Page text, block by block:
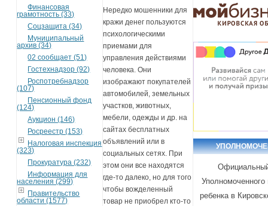
Финансовая
грамотность (33)
Соцзащита (34)
Муниципальный
архив (34)
02 сообщает (51)
Гостехнадзор (92)
Роспотребнадзор
(107)
Пенсионный фонд
(124)
Аукцион (146)
Росреестр (153)
Налоговая инспекция
(323)
Прокуратура (232)
Информация для
населения (299)
Правительство
области (1577)
Нередко мошенники для
кражи денег пользуются
психологическими
приемами для
управления действиями
человека. Они
изображают покупателей
автомобилей, земельных
участков, животных,
мебели, одежды и др. на
сайтах бесплатных
объявлений или в
социальных сетях. При
этом они все находятся
где-то далеко, но для того
чтобы вожделенный
товар не приобрел кто-то
ребенка в